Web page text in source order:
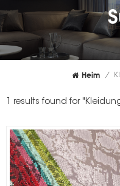
Heim /
1 results found for